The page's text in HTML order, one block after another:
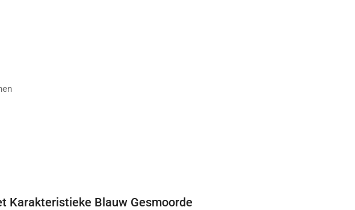
Karakteristieke Blauw Gesmoorde